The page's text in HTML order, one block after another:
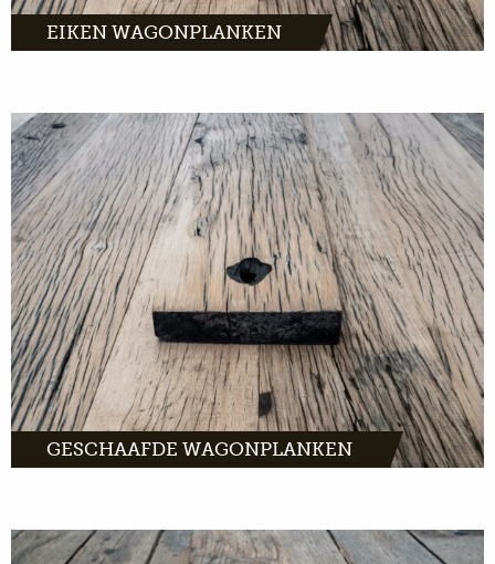
EIKEN WAGONPLANKEN
Geschaafde wagonplanken hebben een
warme, en tegelijkertijd strakke, uitstraling.
Licht oud eiken met karakteristieke sporen uit
het verleden.
MEER INFO
GESCHAAFDE WAGONPLANKEN